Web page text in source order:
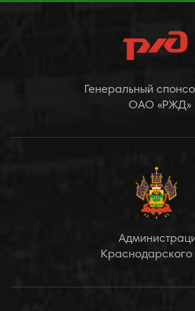
Генеральный
ОАО «РЖД»
Краснодарского